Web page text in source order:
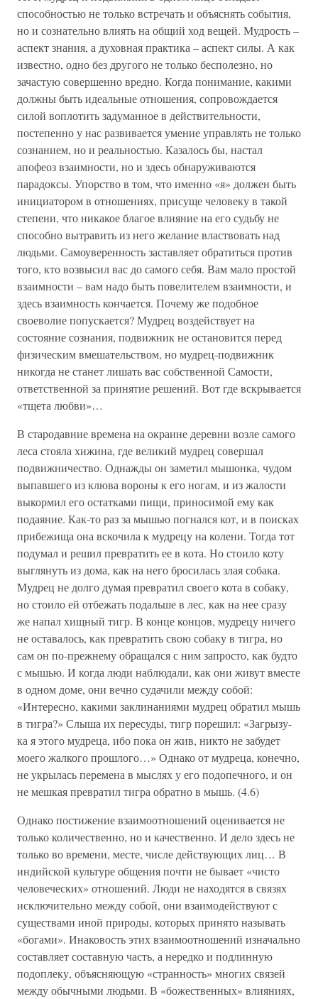
способностью не только встречать и объяснять события,
но и сознательно влиять на общий ход вещей. Мудрость –
аспект знания, а духовная практика – аспект силы. А как
известно, одно без другого не только бесполезно, но
зачастую совершенно вредно. Когда понимание, какими
должны быть идеальные отношения, сопровождается
силой воплотить задуманное в действительности,
постепенно у нас развивается умение управлять не только
сознанием, но и реальностью. Казалось бы, настал
апофеоз взаимности, но и здесь обнаруживаются
парадоксы. Упорство в том, что именно «я» должен быть
инициатором в отношениях, присуще человеку в такой
степени, что никакое благое влияние на его судьбу не
способно вытравить из него желание властвовать над
людьми. Самоуверенность заставляет обратиться против
того, кто возвысил вас до самого себя. Вам мало простой
взаимности – вам надо быть повелителем взаимности, и
здесь взаимность кончается. Почему же подобное
своеволие попускается? Мудрец воздействует на
состояние сознания, подвижник не остановится перед
физическим вмешательством, но мудрец-подвижник
никогда не станет лишать вас собственной Самости,
ответственной за принятие решений. Вот где вскрывается
«тщета любви»…
В стародавние времена на окраине деревни возле самого
леса стояла хижина, где великий мудрец совершал
подвижничество. Однажды он заметил мышонка, чудом
выпавшего из клюва вороны к его ногам, и из жалости
выкормил его остатками пищи, приносимой ему как
подаяние. Как-то раз за мышью погнался кот, и в поисках
прибежища она вскочила к мудрецу на колени. Тогда тот
подумал и решил превратить ее в кота. Но стоило коту
выглянуть из дома, как на него бросилась злая собака.
Мудрец не долго думая превратил своего кота в собаку,
но стоило ей отбежать подальше в лес, как на нее сразу
же напал хищный тигр. В конце концов, мудрецу ничего
не оставалось, как превратить свою собаку в тигра, но
сам он по-прежнему обращался с ним запросто, как будто
с мышью. И когда люди наблюдали, как они живут вместе
в одном доме, они вечно судачили между собой:
«Интересно, какими заклинаниями мудрец обратил мышь
в тигра?» Слыша их пересуды, тигр порешил: «Загрызу-
ка я этого мудреца, ибо пока он жив, никто не забудет
моего жалкого прошлого…» Однако от мудреца, конечно,
не укрылась перемена в мыслях у его подопечного, и он
не мешкая превратил тигра обратно в мышь. (4.6)
Однако постижение взаимоотношений оценивается не
только количественно, но и качественно. И дело здесь не
только во времени, месте, числе действующих лиц… В
индийской культуре общения почти не бывает «чисто
человеческих» отношений. Люди не находятся в связях
исключительно между собой, они взаимодействуют с
существами иной природы, которых принято называть
«богами». Инаковость этих взаимоотношений изначально
составляет составную часть, а нередко и подлинную
подоплеку, объясняющую «странность» многих связей
между обычными людьми. В «божественных» влияниях,